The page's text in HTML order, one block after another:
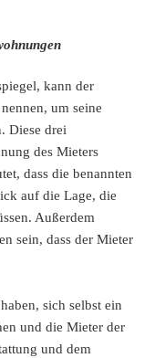
kann der
um seine
Diese drei
des Mieters
dass die benannten
auf die Lage, die
Außerdem
sein, dass der Mieter
sich selbst ein
und die Mieter der
und dem